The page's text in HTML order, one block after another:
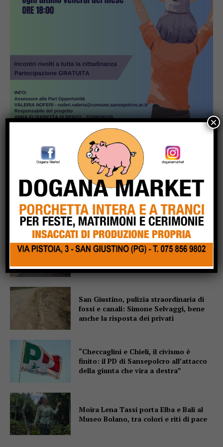
Popular
Incendio a Casaccia, nel comune di
Monte Santa Maria Tiberina: rogo in
fase di contenimento
Monte Santa Maria Tiberina: incendio
tra Casaccia e Rovereto di
soccorritori
San Giustino, pulizia straordinaria di
fossi e canali: Simone Selvaggi, bene
anche la risposta dei privati
“Checcaglini e Chieli, il civismo è
finito: il PD di Sansepolcro all’attacco
della giunta che vira a destra”
Moira Lena Tassi porta Elba e Bali al
Museo Bolano, tra colori e riti di pace
×